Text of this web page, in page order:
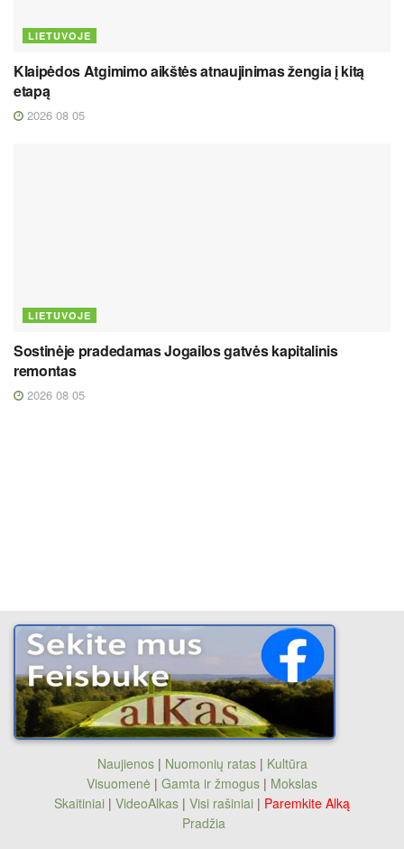
LIETUVOJE
Klaipėdos Atgimimo aikštės atnaujinimas žengia į kitą
etapą
2026 08 05
LIETUVOJE
Sostinėje pradedamas Jogailos gatvės kapitalinis
remontas
2026 08 05
Naujienos| Nuomonių ratas| Kultūra
Visuomenė | Gamta ir žmogus | Mokslas
Skaitiniai | VideoAlkas | Visi rašiniai | Paremkite Alką
Pradžia